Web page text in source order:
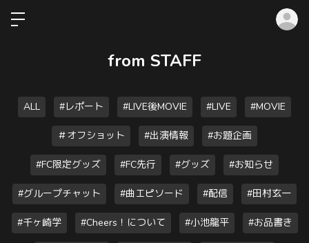
from STAFF
ALL #レポート #LIVE後MOVIE #LIVE #MOVIE
＃オフショット #出演情報 #お題企画
#FC限定グッズ #FC先行 #グッズ #お知らせ
#グループチャット #曲エピソード #配信 #田村玄一
#千ヶ崎学 #Cheers！について #小池龍平 #お品書き